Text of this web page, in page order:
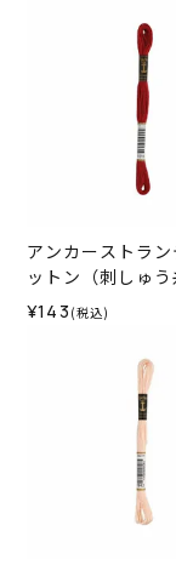
アンカーストラン
ットン（刺しゅ
015
¥143 (税込)